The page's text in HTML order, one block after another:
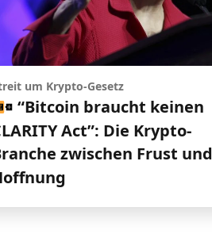
um Krypto-Gesetz
“Bitcoin braucht keinen
Act”: Die Krypto-
zwischen Frust und